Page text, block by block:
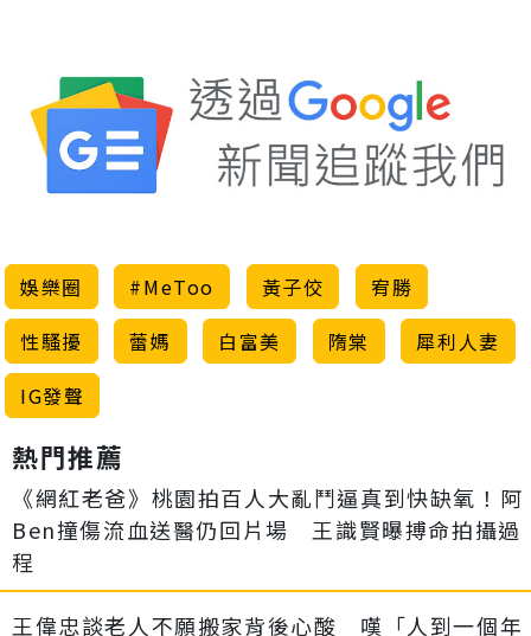
娛樂圈 #MeToo 黃子佼
宥勝
性騷擾
蕾媽 白富美 隋棠
犀利人妻
IG發聲
熱門推薦
《網紅老爸》桃園拍百人大亂鬥逼真到快缺氧！阿
Ben撞傷流血送醫仍回片場 王識賢曝搏命拍攝過
程
王偉忠談老人不願搬家背後心酸 嘆「人到一個年